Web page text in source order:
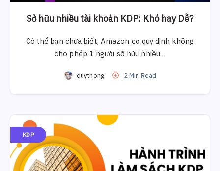
Sở hữu nhiều tài khoản KDP: Khó hay Dễ?
Có thể bạn chưa biết, Amazon có quy định không
cho phép 1 người sỡ hữu nhiều…
duythong 2 Min Read
KDP